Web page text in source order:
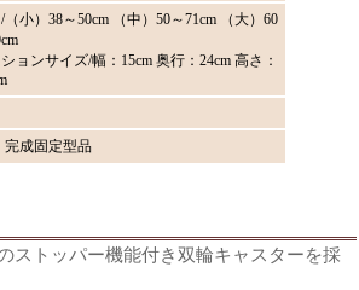
（小）38～50cm （中）50～71cm （大）60
ョンサイズ/幅：15cm 奥行：24cm 高さ：
完成固定型品
ストッパー機能付き双輪キャスターを採